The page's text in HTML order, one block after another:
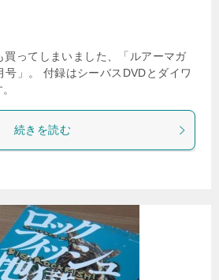
買ってしまいました、「ルアーマガ
」。 付録はシーバスDVDとダイワ
続きを読む